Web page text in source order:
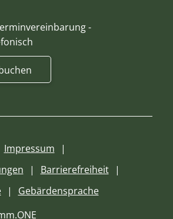
-
Impressum
Barrierefreiheit
Gebärdensprache